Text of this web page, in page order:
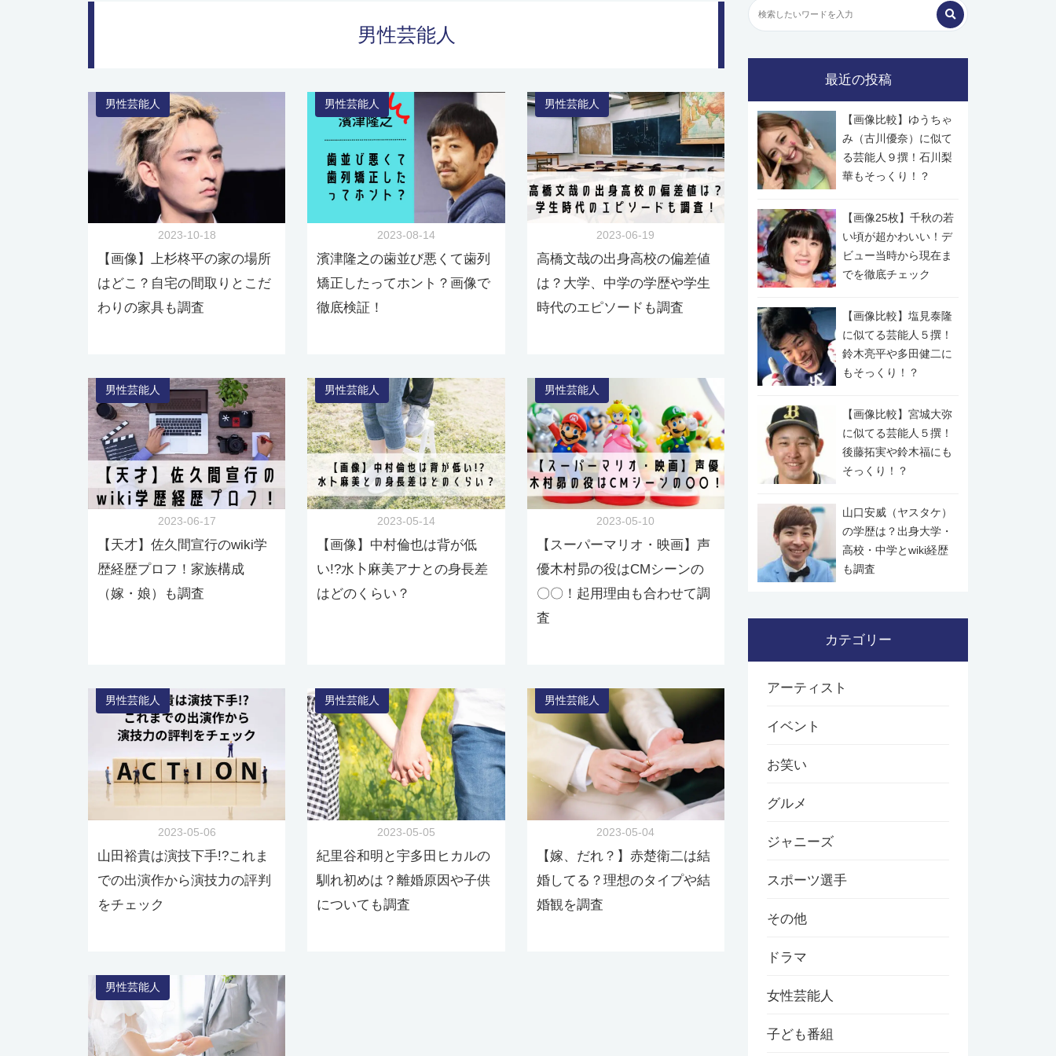
男性芸能人
男性芸能人
2023-10-18
【画像】上杉柊平の家の場所
はどこ？自宅の間取りとこだ
わりの家具も調査
男性芸能人
2023-08-14
濱津隆之の歯並び悪くて歯列
矯正したってホント？画像で
徹底検証！
男性芸能人
2023-06-19
高橋文哉の出身高校の偏差値
は？大学、中学の学歴や学生
時代のエピソードも調査
男性芸能人
2023-06-17
【天才】佐久間宣行のwiki学
歴経歴プロフ！家族構成
（嫁・娘）も調査
男性芸能人
2023-05-14
【画像】中村倫也は背が低
い!?水卜麻美アナとの身長差
はどのくらい？
男性芸能人
2023-05-10
【スーパーマリオ・映画】声
優木村昴の役はCMシーンの
〇〇！起用理由も合わせて調
査
男性芸能人
2023-05-06
山田裕貴は演技下手!?これま
での出演作から演技力の評判
をチェック
男性芸能人
2023-05-05
紀里谷和明と宇多田ヒカルの
馴れ初めは？離婚原因や子供
についても調査
男性芸能人
2023-05-04
【嫁、だれ？】赤楚衛二は結
婚してる？理想のタイプや結
婚観を調査
男性芸能人
最近の投稿
【画像比較】ゆうちゃ
み（古川優奈）に似て
る芸能人９撰！石川梨
華もそっくり！？
【画像25枚】千秋の若
い頃が超かわいい！デ
ビュー当時から現在ま
でを徹底チェック
【画像比較】塩見泰隆
に似てる芸能人５撰！
鈴木亮平や多田健二に
もそっくり！？
【画像比較】宮城大弥
に似てる芸能人５撰！
後藤拓実や鈴木福にも
そっくり！？
山口安威（ヤスタケ）
の学歴は？出身大学・
高校・中学とwiki経歴
も調査
カテゴリー
アーティスト
イベント
お笑い
グルメ
ジャニーズ
スポーツ選手
その他
ドラマ
女性芸能人
子ども番組